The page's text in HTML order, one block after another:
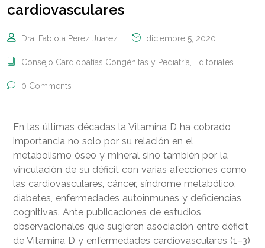
cardiovasculares
Dra. Fabiola Perez Juarez diciembre 5, 2020
Consejo Cardiopatías Congénitas y Pediatría Editoriales
0 Comments
En las últimas décadas la Vitamina D ha cobrado
importancia no solo por su relación en el
metabolismo óseo y mineral sino también por la
vinculación de su déficit con varias afecciones como
las cardiovasculares, cáncer, síndrome metabólico,
diabetes, enfermedades autoinmunes y deficiencias
cognitivas. Ante publicaciones de estudios
observacionales que sugieren asociación entre déficit
de Vitamina D y enfermedades cardiovasculares (1–3)